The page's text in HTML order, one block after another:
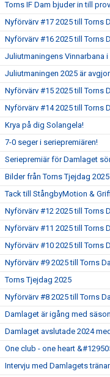
Torns IF Dam bjuder in till
Nyförvärv #17 2025 till Torns
Nyförvärv #16 2025 till Torns
Juliutmaningens Vinnarbana i
Juliutmaningen 2025 är
Nyförvärv #15 2025 till Torns
Nyförvärv #14 2025 till Torns
Krya på dig Solangela!
7-0 seger i seriepremiären!
Seriepremiär för Damlaget
Bilder från Torns Tjejdag 2025
Tack till StångbyMotion &
Nyförvärv #12 2025 till Torns
Nyförvärv #11 2025 till Torns
Nyförvärv #10 2025 till Torns
Nyförvärv #9 2025 till Torns
Torns Tjejdag 2025
Nyförvärv #8 2025 till Torns
Damlaget är igång med
Damlaget avslutade 2024
One club - one heart
Intervju med Damlagets